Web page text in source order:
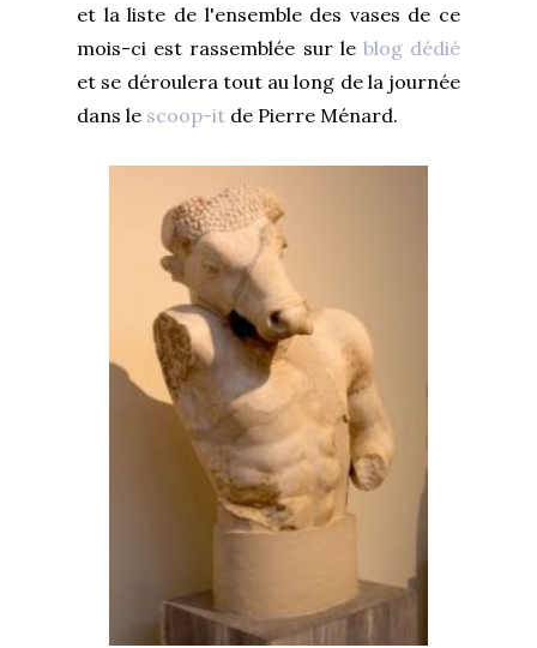
et la liste de l'ensemble des vases de ce
mois-ci est rassemblée sur le blog dédié
et se déroulera tout au long de la journée
dans le scoop-it de Pierre Ménard.